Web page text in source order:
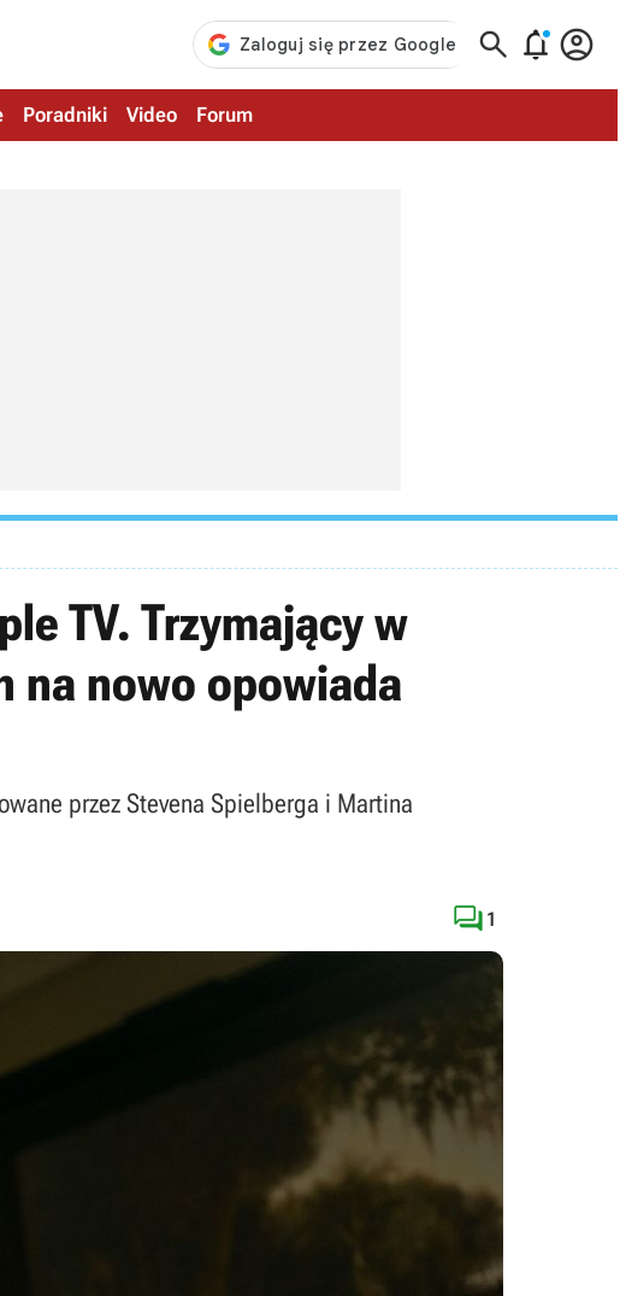
  
Poradniki Video Forum
TV. Trzymający w
na nowo opowiada
przez Stevena Spielberga i Martina
 1